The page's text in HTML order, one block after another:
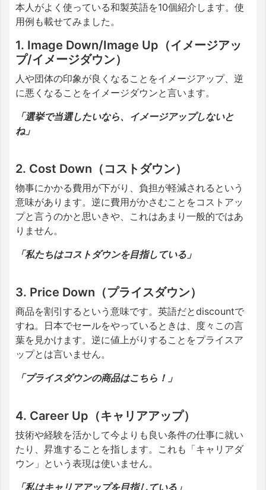
本人がよく使っている和製英語を10個紹介します。使
用例も載せてみました。
1. Image Down/Image Up（イメージアッ
プ/イメージダウン）
人や団体の印象が良くなることをイメージアップ、逆
に悪くなることをイメージダウンと言います。
「選挙で当選したいなら、イメージアップしないと
ね」
2. Cost Down（コストダウン）
物事にかかる費用が下がり、負担が軽減されるという
意味があります。逆に費用がかさむことをコストアッ
プと言うのかと思いきや、これはあまり一般的ではあ
りません。
「私たちはコストダウンを目指している」
3. Price Down（プライスダウン）
商品を割引するという意味です。英語だとdiscountで
すね。日本でセールをやっているときは、度々この言
葉を見かけます。逆に値上がりすることをプライスア
ップとは言いません。
「プライスダウンの商品はこちら！」
4. Career Up（キャリアアップ）
技術や経験を活かして今よりも良い条件の仕事に就い
たり、昇進することを指します。これも「キャリアダ
ウン」という表現は使いません。
「私はキャリアアップを目指している」